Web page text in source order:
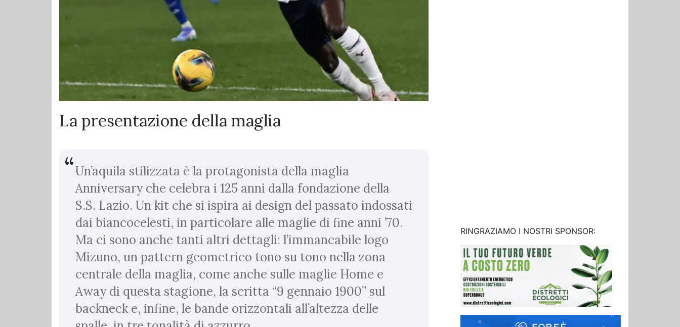
La presentazione della maglia
Un’aquila stilizzata è la protagonista della maglia
Anniversary che celebra i 125 anni dalla fondazione della
S.S. Lazio. Un kit che si ispira ai design del passato indossati
dai biancocelesti, in particolare alle maglie di fine anni ’70.
Ma ci sono anche tanti altri dettagli: l’immancabile logo
Mizuno, un pattern geometrico tono su tono nella zona
centrale della maglia, come anche sulle maglie Home e
Away di questa stagione, la scritta “9 gennaio 1900” sul
backneck e, infine, le bande orizzontali all’altezza delle
RINGRAZIAMO I NOSTRI SPONSOR: